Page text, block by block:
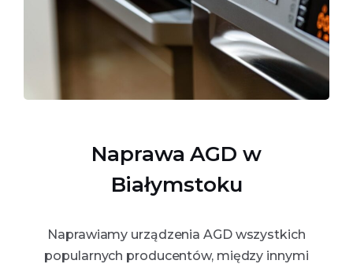
Naprawa AGD w
Białymstoku
Naprawiamy urządzenia AGD wszystkich
popularnych producentów, między innymi